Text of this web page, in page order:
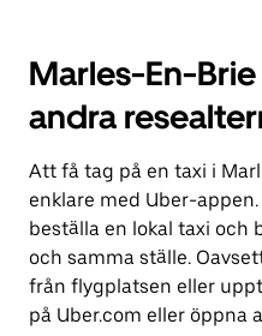
Marles-En-
andra
Att få tag på en taxi i
enklare med Uber-
beställa en lokal taxi och
och samma ställe.
från flygplatsen eller
på Uber.com eller öppna